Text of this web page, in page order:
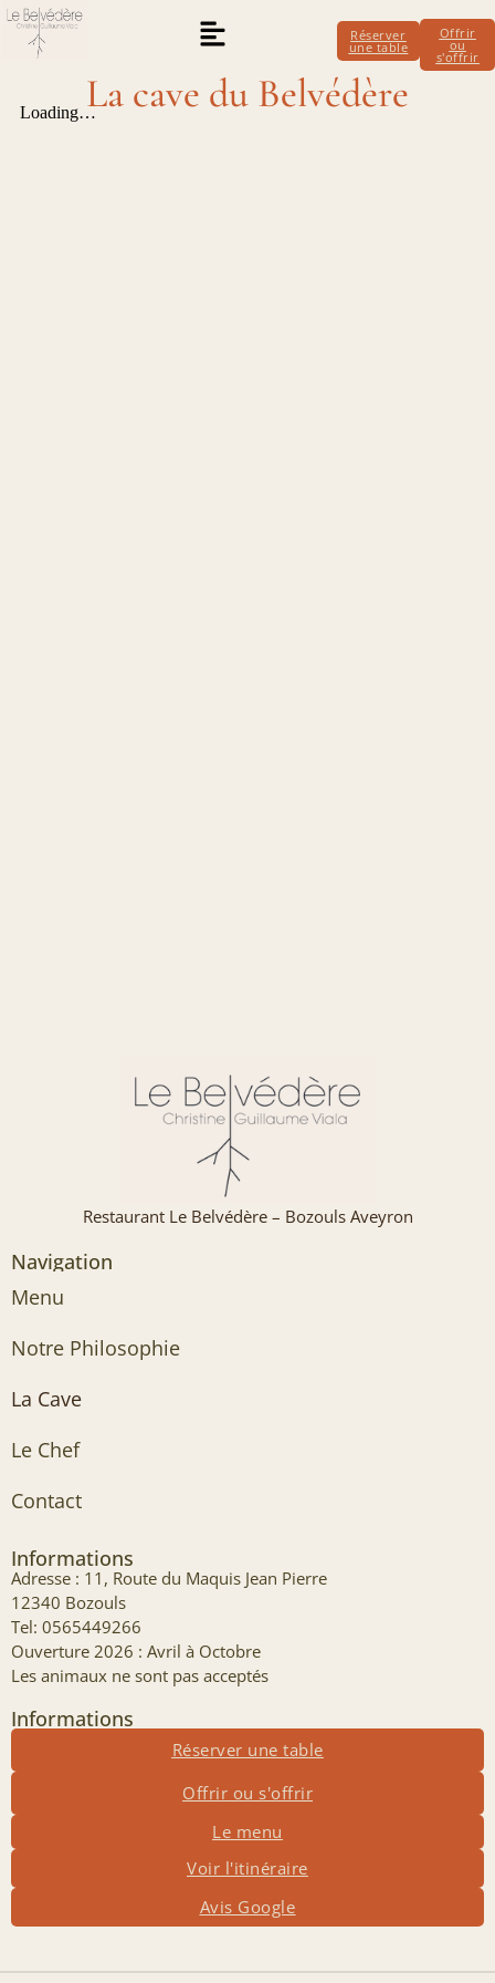
Réserver
une table
Offrir
ou
s'offrir
La cave du Belvédère
Restaurant Le Belvédère – Bozouls Aveyron
Navigation
Menu
Notre Philosophie
La Cave
Le Chef
Contact
Informations
Adresse : 11, Route du Maquis Jean Pierre
12340 Bozouls
Tel: 0565449266
Ouverture 2026 : Avril à Octobre
Les animaux ne sont pas acceptés
Informations
Réserver une table
Offrir ou s'offrir
Le menu
Voir l'itinéraire
Avis Google